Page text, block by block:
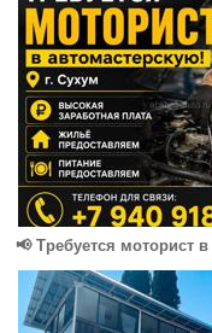
📢 Требуется моторист